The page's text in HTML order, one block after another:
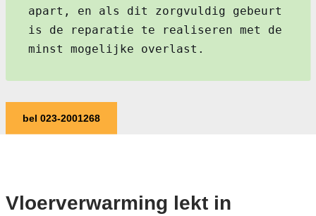
apart, en als dit zorgvuldig gebeurt
is de reparatie te realiseren met de
minst mogelijke overlast.
bel 023-2001268
Vloerverwarming lekt in